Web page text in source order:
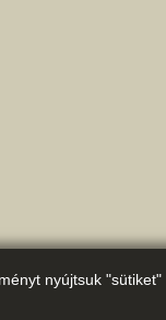
nyújtsuk